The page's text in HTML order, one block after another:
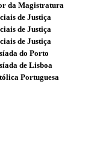
da Magistratura
de Justiça
de Justiça
de Justiça
do Porto
de Lisboa
Portuguesa